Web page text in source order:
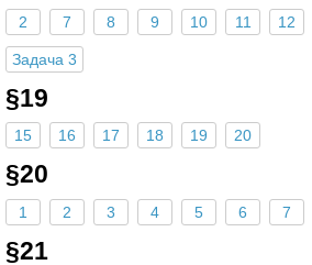
2 7 8 9 10 11 12
Задача 3
§19
15 16 17 18 19 20
§20
1 2 3 4 5 6 7
§21